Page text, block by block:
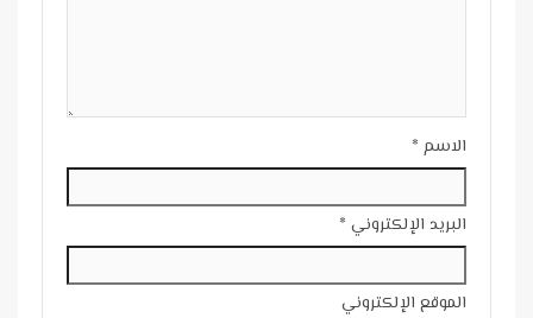
الاسم *
البريد الإلكتروني *
الموقع الإلكتروني